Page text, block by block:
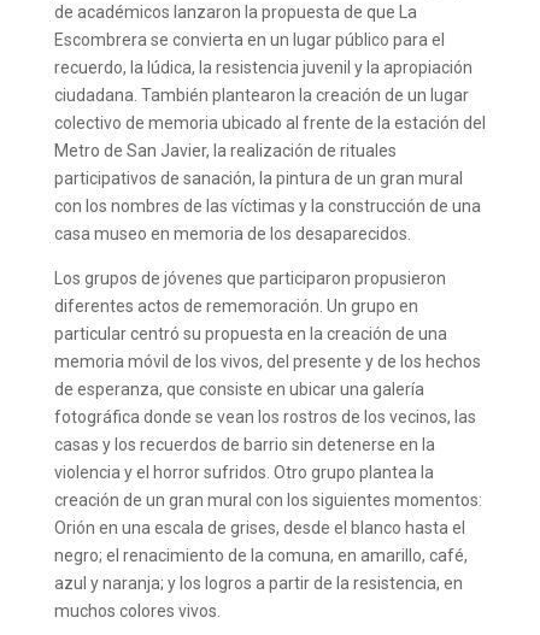
de académicos lanzaron la propuesta de que La
Escombrera se convierta en un lugar público para el
recuerdo, la lúdica, la resistencia juvenil y la apropiación
ciudadana. También plantearon la creación de un lugar
colectivo de memoria ubicado al frente de la estación del
Metro de San Javier, la realización de rituales
participativos de sanación, la pintura de un gran mural
con los nombres de las víctimas y la construcción de una
casa museo en memoria de los desaparecidos.
Los grupos de jóvenes que participaron propusieron
diferentes actos de rememoración. Un grupo en
particular centró su propuesta en la creación de una
memoria móvil de los vivos, del presente y de los hechos
de esperanza, que consiste en ubicar una galería
fotográfica donde se vean los rostros de los vecinos, las
casas y los recuerdos de barrio sin detenerse en la
violencia y el horror sufridos. Otro grupo plantea la
creación de un gran mural con los siguientes momentos:
Orión en una escala de grises, desde el blanco hasta el
negro; el renacimiento de la comuna, en amarillo, café,
azul y naranja; y los logros a partir de la resistencia, en
muchos colores vivos.